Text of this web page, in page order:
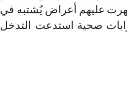
عليهم أعراض يُشتبه في
صحية استدعت التدخل